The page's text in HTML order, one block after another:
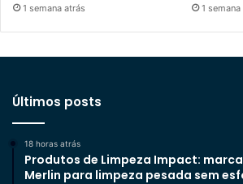
1 semana atrás 1
Últimos posts
18 horas atrás
Produtos de Limpeza Impact:
Merlin para limpeza pesada sem